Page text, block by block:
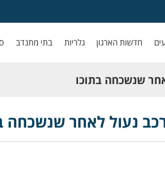
חדשות הארגון גלריות בתי מתנדב
שנשכחה בתוכו
נעול לאחר שנשכחה